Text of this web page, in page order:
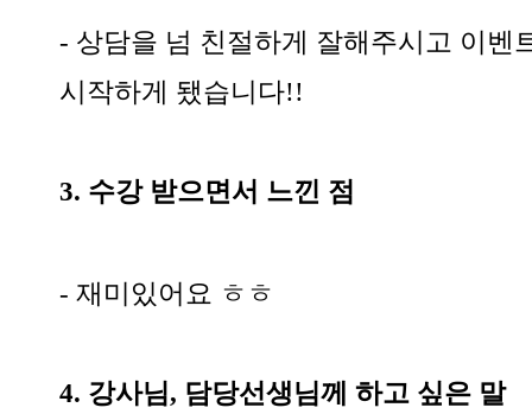
- 상담을 넘 친절하게 잘해주시고 이벤
시작하게 됐습니다!!
3. 수강 받으면서 느낀 점
- 재미있어요 ㅎㅎ
4. 강사님, 담당선생님께 하고 싶은 말